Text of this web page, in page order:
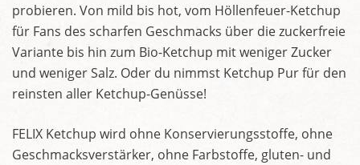
probieren. Von mild bis hot, vom Höllenfeuer-Ketchup
für Fans des scharfen Geschmacks über die zuckerfreie
Variante bis hin zum Bio-Ketchup mit weniger Zucker
und weniger Salz. Oder du nimmst Ketchup Pur für den
reinsten aller Ketchup-Genüsse!
FELIX Ketchup wird ohne Konservierungsstoffe, ohne
Geschmacksverstärker, ohne Farbstoffe, gluten- und